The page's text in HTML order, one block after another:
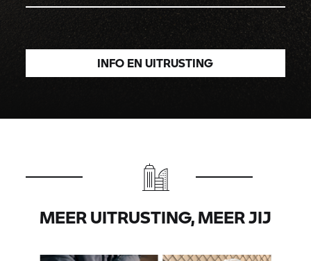
INFO EN UITRUSTING
MEER UITRUSTING, MEER JIJ